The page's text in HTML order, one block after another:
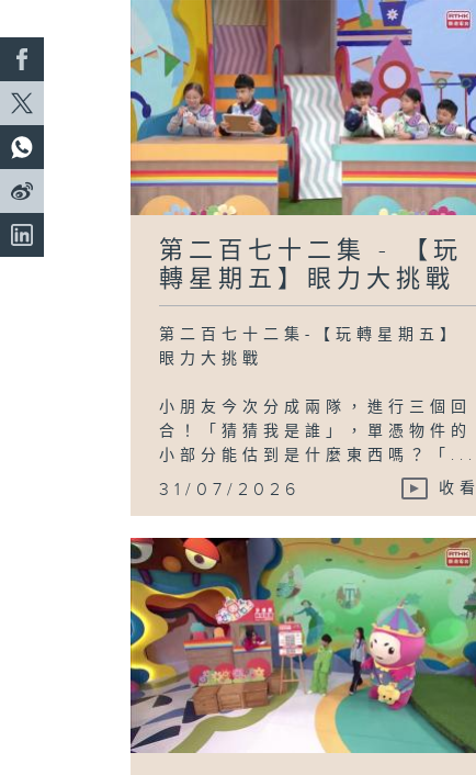
第二百七十二集 - 【玩
轉星期五】眼力大挑戰
第二百七十二集-【玩轉星期五】
眼力大挑戰
小朋友今次分成兩隊，進行三個回
合！「猜猜我是誰」，單憑物件的
小部分能估到是什麼東西嗎？「...
31/07/2026 收看